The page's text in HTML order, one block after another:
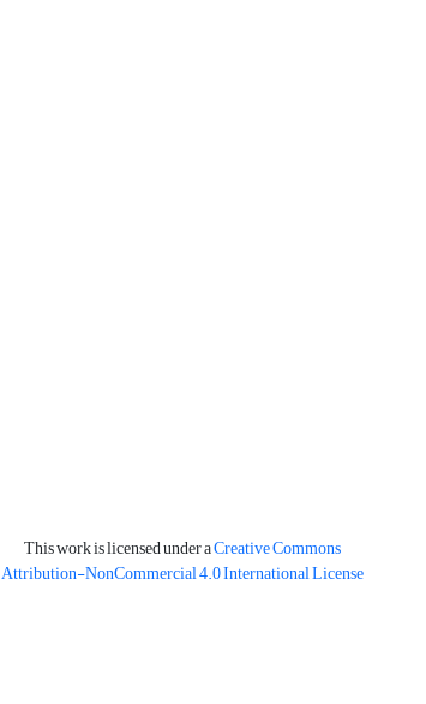
This work is licensed under aCreative Commons
Attribution-NonCommercial 4.0 International License